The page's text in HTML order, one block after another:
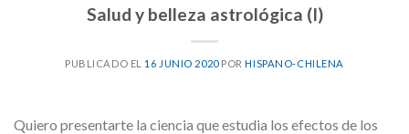
Salud y belleza astrológica (I)
PUBLICADO EL 16 JUNIO 2020PORHISPANO-CHILENA
Quiero presentarte la ciencia que estudia los efectos de los